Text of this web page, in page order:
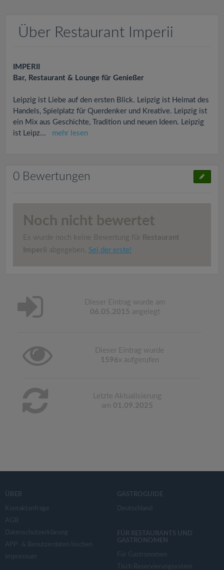
Über Restaurant Imperii
IMPERII
Bar, Restaurant & Lounge für Genießer
Leipzig ist Liebe auf den ersten Blick. Leipzig ist Heimat des
Handels, Spielplatz für Querdenker und Kreative. Leipzig ist
ein Mix aus Geschichte, Tradition und neuen Ideen. Leipzig
ist Leipz... mehr lesen
0 Bewertungen
Noch nicht bewertet
Es wurde noch keine Bewertung für Restaurant
Imperii abgegeben. Sei der erste!
Dieser Eintrag wurde am
06.05.2015 angelegt
Dieser Eintrag wurde
1596x aufgerufen
Letzte Aktualisierung
am 01.09.2025
ÜBER
Kontaktanfrage
AGB
Datenschutzerklärung
APP- & Benutzerdaten löschen
Impressum
GASTROGUIDE
Deutschland
FÜR RESTAURANTS UND
GASTRONOMEN
Für Gastronomen
Tisch Reservierungsystem